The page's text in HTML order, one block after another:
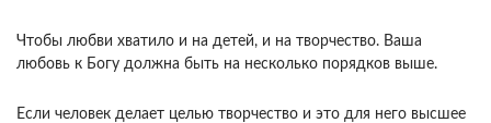
Чтобы любви хватило и на детей, и на творчество. Ваша
любовь к Богу должна быть на несколько порядков выше.
Если человек делает целью творчество и это для него высшее